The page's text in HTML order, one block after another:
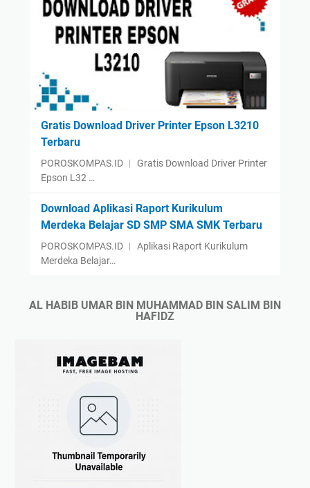
Gratis Download Driver Printer Epson L3210
Terbaru
POROSKOMPAS.ID ︱ Gratis Download Driver Printer
Epson L32 …
Download Aplikasi Raport Kurikulum
Merdeka Belajar SD SMP SMA SMK Terbaru
POROSKOMPAS.ID ︱ Aplikasi Raport Kurikulum
Merdeka Belajar…
AL HABIB UMAR BIN MUHAMMAD BIN SALIM BIN
HAFIDZ